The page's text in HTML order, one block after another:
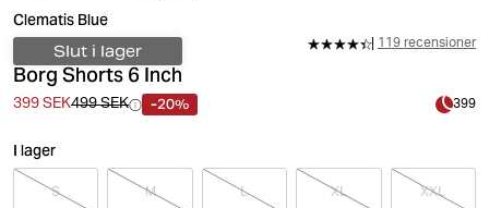
Clematis Blue
Slut i lager
Borg Shorts 6 Inch
119 recensioner
399 SEK499 SEK -20% 399
I lager
S M L XL XXL